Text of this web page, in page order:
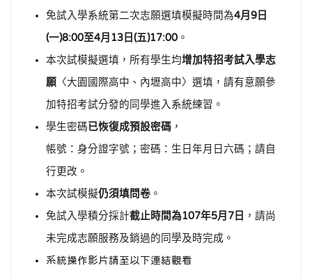
免試入學系統第二次志願選填模擬時間為4月 9 日
(一)8:00至4月 13 日 (五)17:00 。
本次試模擬選填，所有學生均增加特招考試入學志
願 〈大園國際高中、內壢高中〉選填，請有意願參
加特招考試分發的同學進入系統練習。
學生密碼已恢復成預設密碼 ，
帳號：身分證字號；密碼：生日年月日六碼；請自
行更改。
本次試模擬仍須填問卷 。
免試入學積分採計截止時間為107年5月 7 日
，請尚
未完成志願服務及銷過的同學及時完成。
系統操作影片請至以下連結觀看